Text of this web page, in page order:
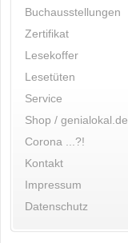
Buchausstellungen
Zertifikat
Lesekoffer
Lesetüten
Service
Shop / genialokal.de
Corona ...?!
Kontakt
Impressum
Datenschutz